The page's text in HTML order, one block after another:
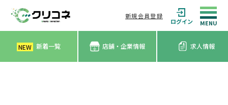
新規会員登録
ログイン
NEW 新着一覧 店舗・企業情報 求人情報